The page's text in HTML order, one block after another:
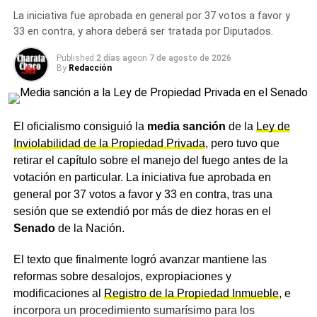
relevante, como recibos de pago o la vigencia real del
contrato, podrá ser sancionado con una multa de hasta
diez veces el valor del último alquiler.
Cambios en expropiaciones y
regularización dominial
En materia deexpropiaciones, el proyecto establece
que la declaración de utilidad pública deberá
interpretarse de manera restrictiva y estar debidamente
fundamentada, fija un tope del 30% para la
indemnización por lucro cesante y dispone que la
transferencia definitiva del bien no podrá concretarse sin
el pago previo de la indemnización. También se
establece un límite de 60 días para las ocupaciones
temporales, prorrogable solo ante emergencias.
La iniciativa fue aprobada en general por 37 votos a favor y
33 en contra, y ahora deberá ser tratada por Diputados.
Published 2 días agoon 7 de agosto de 2026
By Redacción
El oficialismo consiguió la media sanción de la Ley de
Inviolabilidad de la Propiedad Privada, pero tuvo que
retirar el capítulo sobre el manejo del fuego antes de la
votación en particular. La iniciativa fue aprobada en
general por 37 votos a favor y 33 en contra, tras una
sesión que se extendió por más de diez horas en el
Senadode la Nación.
El texto que finalmente logró avanzar mantiene las
reformas sobre desalojos, expropiaciones y
modificaciones al
Registro de la Propiedad Inmueble, e
incorpora un procedimiento sumarísimo para los